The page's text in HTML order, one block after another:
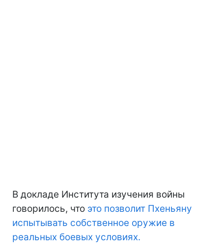
В докладе Института изучения войны
говорилось, что это позволит Пхеньяну
испытывать собственное оружие в
реальных боевых условиях.